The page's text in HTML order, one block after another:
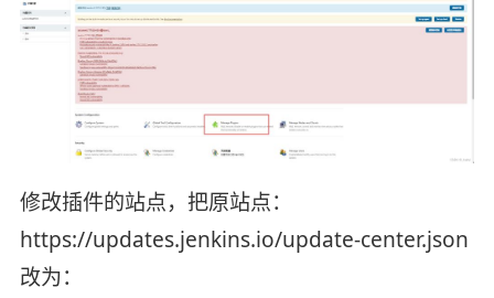
修改插件的站点，把原站点：
https://updates.jenkins.io/update-center.json
改为：